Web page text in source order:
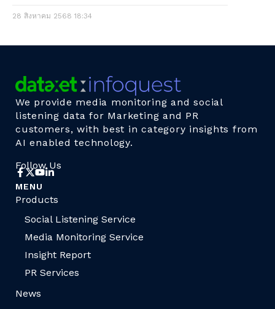
28 สิงหาคม 2568 18:34
We provide media monitoring and social
listening data for Marketing and PR
customers, with best in category insights from
AI enabled technology.
Follow Us
MENU
Products
Social Listening Service
Media Monitoring Service
Insight Report
PR Services
News